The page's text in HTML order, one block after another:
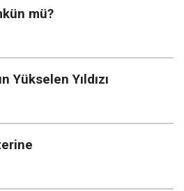
mü?
Yükselen Yıldızı